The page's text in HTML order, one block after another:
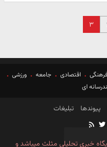
۳
اقتصادی جامعه
ورزشی
ای
پیوندها تبلیغات
خبری تحلیلی مثلث میباشد و